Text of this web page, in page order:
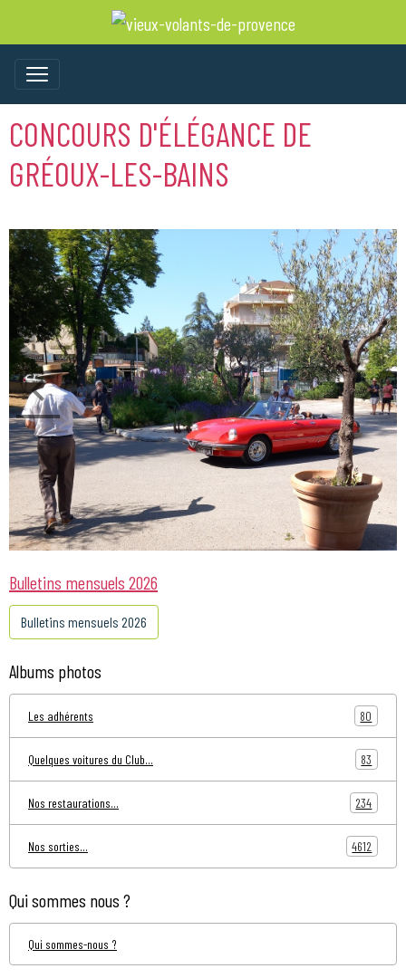
CONCOURS D'ÉLÉGANCE DE
GRÉOUX-LES-BAINS
Bulletins mensuels 2026
Bulletins mensuels 2026
Albums photos
Les adhérents 80
Quelques voitures du Club... 83
Nos restaurations... 234
Nos sorties... 4612
Qui sommes nous ?
Qui sommes-nous ?